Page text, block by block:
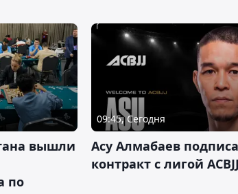
вышли
по
09:45, Сегодня
Асу Алмабаев
контракт с лигой ACBJJ